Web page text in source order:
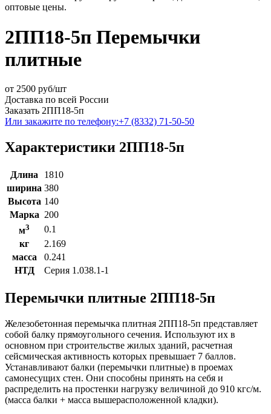
оптовые цены.
2ПП18-5п Перемычки
плитные
от 2500 руб/шт
Доставка по всей России
Заказать 2ПП18-5п
Или закажите по телефону:+7 (8332) 71-50-50
Характеристики 2ПП18-5п
Длина
1810
ширина 380
Высота 140
Марка 200
м3
0.1
кг
2.169
масса
0.241
НТД
Серия 1.038.1-1
Перемычки плитные 2ПП18-5п
Железобетонная перемычка плитная 2ПП18-5п представляет
собой балку прямоугольного сечения. Используют их в
основном при строительстве жилых зданий, расчетная
сейсмическая активность которых превышает 7 баллов.
Устанавливают балки (перемычки плитные) в проемах
самонесущих стен. Они способны принять на себя и
распределить на простенки нагрузку величиной до 910 кгс/м.
(масса балки + масса вышерасположенной кладки).